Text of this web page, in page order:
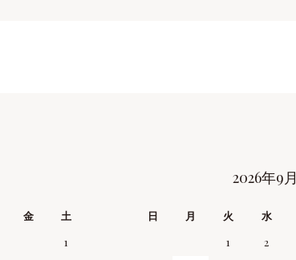
金
土
1
2026年9月
日 月 火 水
1
2